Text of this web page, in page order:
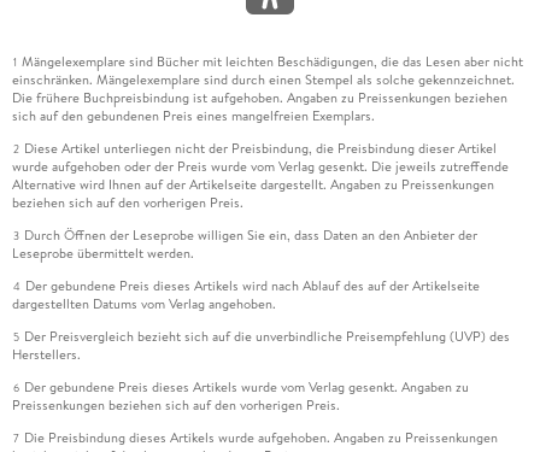
1 Mängelexemplare sind Bücher mit leichten Beschädigungen, die das Lesen aber nicht
einschränken. Mängelexemplare sind durch einen Stempel als solche gekennzeichnet.
Die frühere Buchpreisbindung ist aufgehoben. Angaben zu Preissenkungen beziehen
sich auf den gebundenen Preis eines mangelfreien Exemplars.
2 Diese Artikel unterliegen nicht der Preisbindung, die Preisbindung dieser Artikel
wurde aufgehoben oder der Preis wurde vom Verlag gesenkt. Die jeweils zutreffende
Alternative wird Ihnen auf der Artikelseite dargestellt. Angaben zu Preissenkungen
beziehen sich auf den vorherigen Preis.
3 Durch Öffnen der Leseprobe willigen Sie ein, dass Daten an den Anbieter der
Leseprobe übermittelt werden.
4 Der gebundene Preis dieses Artikels wird nach Ablauf des auf der Artikelseite
dargestellten Datums vom Verlag angehoben.
5 Der Preisvergleich bezieht sich auf die unverbindliche Preisempfehlung (UVP) des
Herstellers.
6 Der gebundene Preis dieses Artikels wurde vom Verlag gesenkt. Angaben zu
Preissenkungen beziehen sich auf den vorherigen Preis.
7 Die Preisbindung dieses Artikels wurde aufgehoben. Angaben zu Preissenkungen